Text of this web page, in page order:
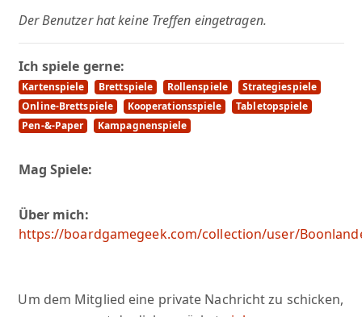
Der Benutzer hat keine Treffen eingetragen.
Ich spiele gerne:
Kartenspiele Brettspiele Rollenspiele
Strategiespiele
Online-Brettspiele
Kooperationsspiele
Tabletopspiele
Pen-&-Paper
Kampagnenspiele
Mag Spiele:
Über mich:
https://boardgamegeek.com/collection/user/
Um dem Mitglied eine private Nachricht zu schicken,